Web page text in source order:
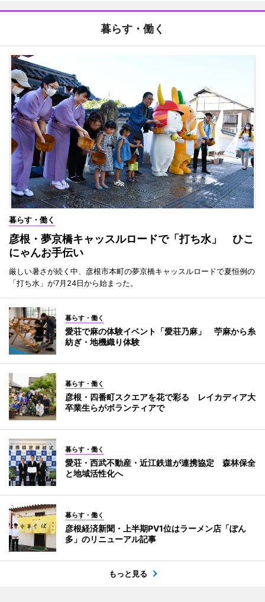
暮らす・働く
暮らす・働く
彦根・夢京橋キャッスルロードで「打ち水」 ひこ
にゃんお手伝い
厳しい暑さが続く中、彦根市本町の夢京橋キャッスルロードで夏恒例の
「打ち水」が7月24日から始まった。
暮らす・働く
愛荘で麻の体験イベント「愛荘乃麻」 苧麻から糸
紡ぎ・地機織り体験
暮らす・働く
彦根・四番町スクエアを花で彩る レイカディア大
卒業生らがボランティアで
暮らす・働く
愛荘・西武不動産・近江鉄道が連携協定 森林保全
と地域活性化へ
暮らす・働く
彦根経済新聞・上半期PV1位はラーメン店「ぽん
多」のリニューアル記事
もっと見る